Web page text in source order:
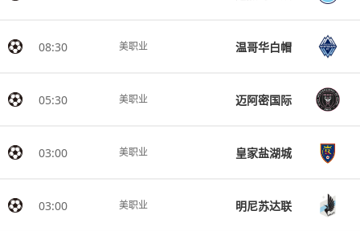
08:30 美职业 温哥华白帽
05:30 美职业 迈阿密国际
03:00 美职业 皇家盐湖城
03:00 美职业 明尼苏达联